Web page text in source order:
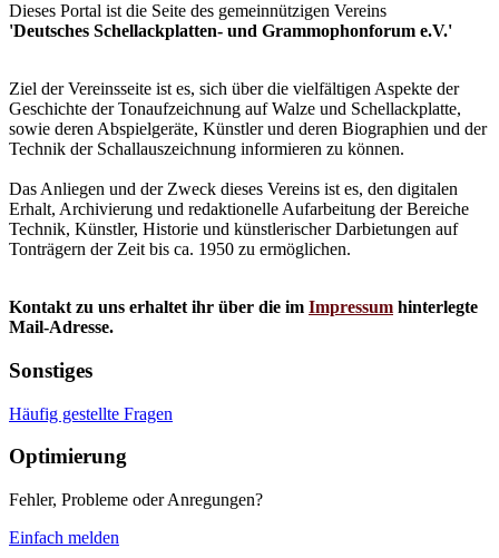
Dieses Portal ist die Seite des gemeinnützigen Vereins
'Deutsches Schellackplatten- und Grammophonforum e.V.'
Ziel der Vereinsseite ist es, sich über die vielfältigen Aspekte der
Geschichte der Tonaufzeichnung auf Walze und Schellackplatte,
sowie deren Abspielgeräte, Künstler und deren Biographien und der
Technik der Schallauszeichnung informieren zu können.
Das Anliegen und der Zweck dieses Vereins ist es, den digitalen
Erhalt, Archivierung und redaktionelle Aufarbeitung der Bereiche
Technik, Künstler, Historie und künstlerischer Darbietungen auf
Tonträgern der Zeit bis ca. 1950 zu ermöglichen.
Kontakt zu uns erhaltet ihr über die im Impressum hinterlegte
Mail-Adresse.
Sonstiges
Häufig gestellte Fragen
Optimierung
Fehler, Probleme oder Anregungen?
Einfach melden